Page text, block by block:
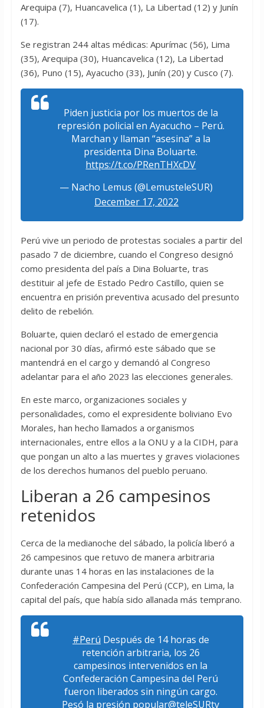
Arequipa (7), Huancavelica (1), La Libertad (12) y Junín
(17).
Se registran 244 altas médicas: Apurímac (56), Lima
(35), Arequipa (30), Huancavelica (12), La Libertad
(36), Puno (15), Ayacucho (33), Junín (20) y Cusco (7).
Piden justicia por los muertos de la
represión policial en Ayacucho – Perú.
Marchan y llaman “asesina” a la
presidenta Dina Boluarte.
https://t.co/PRenTHXcDV
— Nacho Lemus (@LemusteleSUR)
December 17, 2022
Perú vive un periodo de protestas sociales a partir del
pasado 7 de diciembre, cuando el Congreso designó
como presidenta del país a Dina Boluarte, tras
destituir al jefe de Estado Pedro Castillo, quien se
encuentra en prisión preventiva acusado del presunto
delito de rebelión.
Boluarte, quien declaró el estado de emergencia
nacional por 30 días, afirmó este sábado que se
mantendrá en el cargo y demandó al Congreso
adelantar para el año 2023 las elecciones generales.
En este marco, organizaciones sociales y
personalidades, como el expresidente boliviano Evo
Morales, han hecho llamados a organismos
internacionales, entre ellos a la ONU y a la CIDH, para
que pongan un alto a las muertes y graves violaciones
de los derechos humanos del pueblo peruano.
Liberan a 26 campesinos
retenidos
Cerca de la medianoche del sábado, la policía liberó a
26 campesinos que retuvo de manera arbitraria
durante unas 14 horas en las instalaciones de la
Confederación Campesina del Perú (CCP), en Lima, la
capital del país, que había sido allanada más temprano.
#Perú Después de 14 horas de
retención arbitraria, los 26
campesinos intervenidos en la
Confederación Campesina del Perú
fueron liberados sin ningún cargo.
Pesó la presión popular@teleSURtv